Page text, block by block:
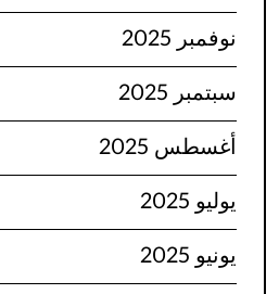
نوفمبر 2025
سبتمبر 2025
أغسطس 2025
يوليو 2025
يونيو 2025